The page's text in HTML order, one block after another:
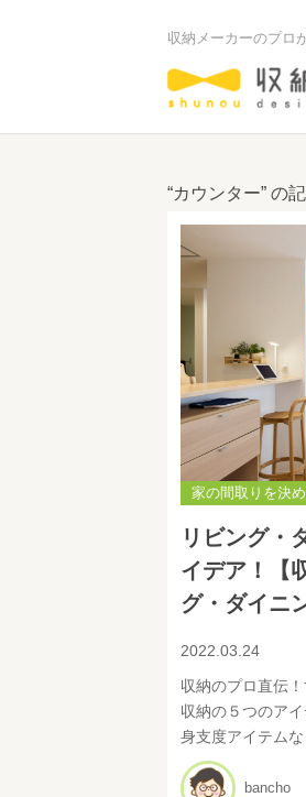
収納メーカーのプロ
“カウンター” の
家の間取りを決
リビング・
イデア！【
グ・ダイニ
2022.03.24
収納のプロ直伝
収納の５つのア
身支度アイテムな
bancho